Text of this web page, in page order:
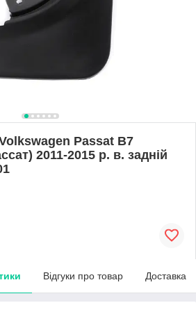
Passat B7
2011-2015 р. в. задній
Відгуки про товар Доставка